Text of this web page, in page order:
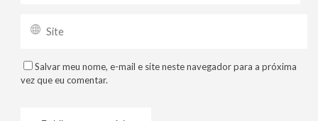
Salvar meu nome, e-mail e site neste navegador para a próxima
vez que eu comentar.